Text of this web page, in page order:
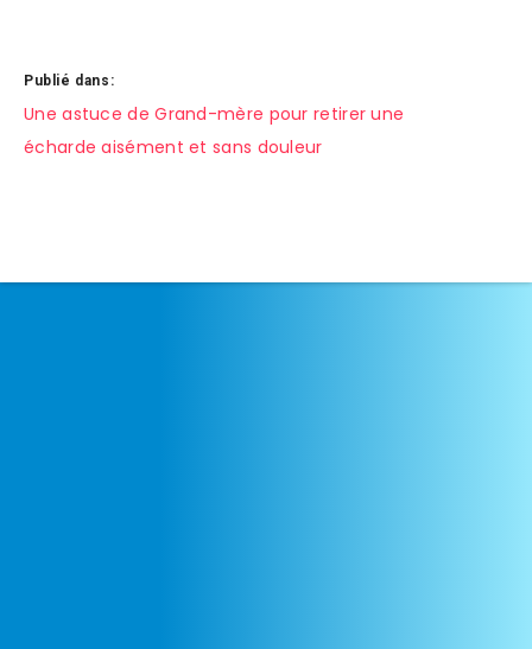
Publié dans:
Navigation
de
Une astuce de Grand-mère pour retirer une
écharde aisément et sans douleur